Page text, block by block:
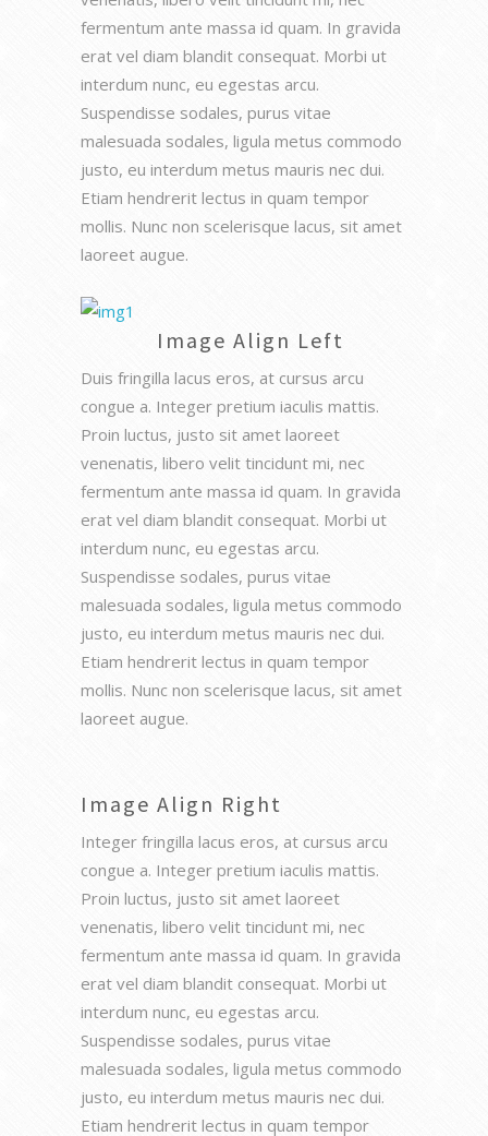
fermentum ante massa id quam. In gravida
erat vel diam blandit consequat. Morbi ut
interdum nunc, eu egestas arcu.
Suspendisse sodales, purus vitae
malesuada sodales, ligula metus commodo
justo, eu interdum metus mauris nec dui.
Etiam hendrerit lectus in quam tempor
mollis. Nunc non scelerisque lacus, sit amet
laoreet augue.
Image Align Left
Duis fringilla lacus eros, at cursus arcu
congue a. Integer pretium iaculis mattis.
Proin luctus, justo sit amet laoreet
venenatis, libero velit tincidunt mi, nec
fermentum ante massa id quam. In gravida
erat vel diam blandit consequat. Morbi ut
interdum nunc, eu egestas arcu.
Suspendisse sodales, purus vitae
malesuada sodales, ligula metus commodo
justo, eu interdum metus mauris nec dui.
Etiam hendrerit lectus in quam tempor
mollis. Nunc non scelerisque lacus, sit amet
laoreet augue.
Image Align Right
Integer fringilla lacus eros, at cursus arcu
congue a. Integer pretium iaculis mattis.
Proin luctus, justo sit amet laoreet
venenatis, libero velit tincidunt mi, nec
fermentum ante massa id quam. In gravida
erat vel diam blandit consequat. Morbi ut
interdum nunc, eu egestas arcu.
Suspendisse sodales, purus vitae
malesuada sodales, ligula metus commodo
justo, eu interdum metus mauris nec dui.
Etiam hendrerit lectus in quam tempor